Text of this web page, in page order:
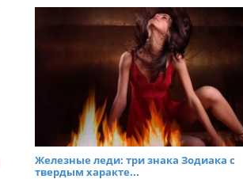
Железные леди: три знака Зодиака с
твердым характе...